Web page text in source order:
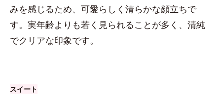
みを感じるため、可愛らしく清らかな顔立ちで
す。実年齢よりも若く見られることが多く、清純
でクリアな印象です。
スイート